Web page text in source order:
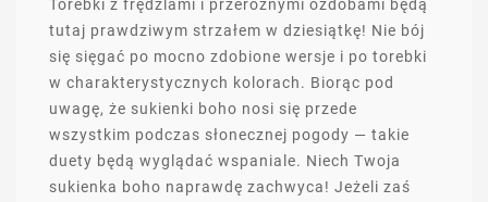
Torebki z frędzlami i przeróżnymi ozdobami będą
tutaj prawdziwym strzałem w dziesiątkę! Nie bój
się sięgać po mocno zdobione wersje i po torebki
w charakterystycznych kolorach. Biorąc pod
uwagę, że sukienki boho nosi się przede
wszystkim podczas słonecznej pogody — takie
duety będą wyglądać wspaniale. Niech Twoja
sukienka boho naprawdę zachwyca! Jeżeli zaś